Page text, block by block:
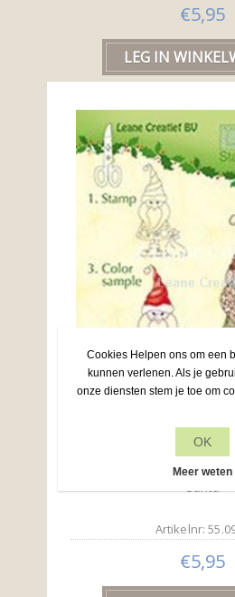
€5,95
Artikelnr:
€5,95
Cookies Helpen ons om een
kunnen verlenen. Als je
onze diensten stem je toe om
OK
Meer weten